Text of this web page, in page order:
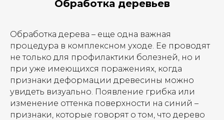
Обработка деревьев
Обработка дерева – еще одна важная
процедура в комплексном уходе. Ее проводят
не только для профилактики болезней, но и
при уже имеющихся поражениях, когда
признаки деформации древесины можно
увидеть визуально. Появление грибка или
изменение оттенка поверхности на синий –
признаки, которые говорят о том, что дерево